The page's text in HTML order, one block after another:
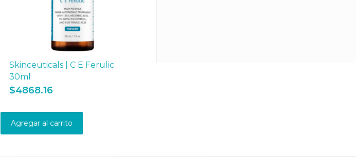
Skinceuticals | C E Ferulic
30ml
$4868.16
Agregar al carrito